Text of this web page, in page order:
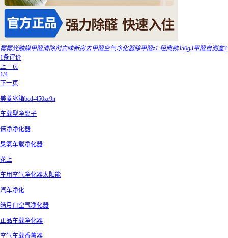
椰椰光触媒甲醛清除剂去味新房去甲醛空气净化器除甲醛z1 经典款350g3甲醛自测盒3
1条评价
上一页
1/4
下一页
美菱冰箱bcd-450ze9n
车载型净离子
倍净净化器
臭氧车载净化器
花上
车用空气净化器太阳能
汽车净化
皓月白空气净化器
正品车载净化器
空气车载香薰器